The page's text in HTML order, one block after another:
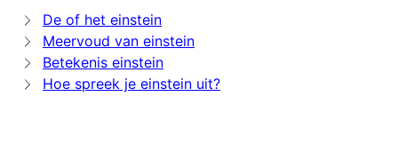
De of het einstein
Meervoud van einstein
Betekenis einstein
Hoe spreek je einstein uit?